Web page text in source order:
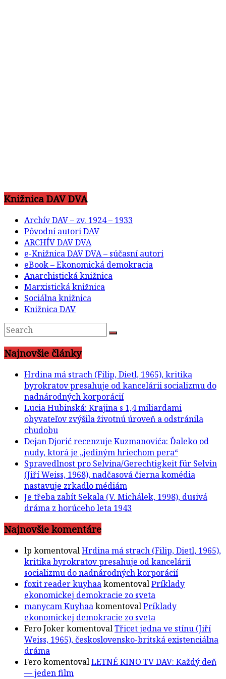
Knižnica DAV DVA
Archív DAV – zv. 1924 – 1933
Pôvodní autori DAV
ARCHÍV DAV DVA
e-Knižnica DAV DVA – súčasní autori
eBook – Ekonomická demokracia
Anarchistická knižnica
Marxistická knižnica
Sociálna knižnica
Knižnica DAV
Najnovšie články
Hrdina má strach (Filip, Dietl, 1965), kritika
byrokratov presahuje od kancelárii socializmu do
nadnárodných korporácií
Lucia Hubinská: Krajina s 1,4 miliardami
obyvateľov zvýšila životnú úroveň a odstránila
chudobu
Dejan Djorić recenzuje Kuzmanovića: Ďaleko od
nudy, ktorá je „jediným hriechom pera“
Spravedlnost pro Selvina/Gerechtigkeit für Selvin
(Jiří Weiss, 1968), nadčasová čierna komédia
nastavuje zrkadlo médiám
Je třeba zabít Sekala (V. Michálek, 1998), dusivá
dráma z horúceho leta 1943
Najnovšie komentáre
lp komentovalHrdina má strach (Filip, Dietl, 1965),
kritika byrokratov presahuje od kancelárii
socializmu do nadnárodných korporácií
foxit reader kuyhaakomentovalPríklady
ekonomickej demokracie zo sveta
manycam KuyhaakomentovalPríklady
ekonomickej demokracie zo sveta
Fero JokerkomentovalTřicet jedna ve stínu (Jiří
Weiss, 1965), československo-britská existenciálna
dráma
FerokomentovalLETNÉ KINO TV DAV: Každý deň
— jeden film